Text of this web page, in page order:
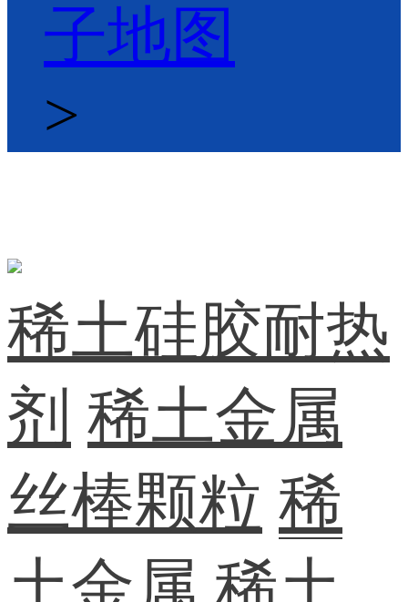
子地图
>
稀土硅胶耐热
剂 稀土金属
丝棒颗粒 稀
土金属 稀土